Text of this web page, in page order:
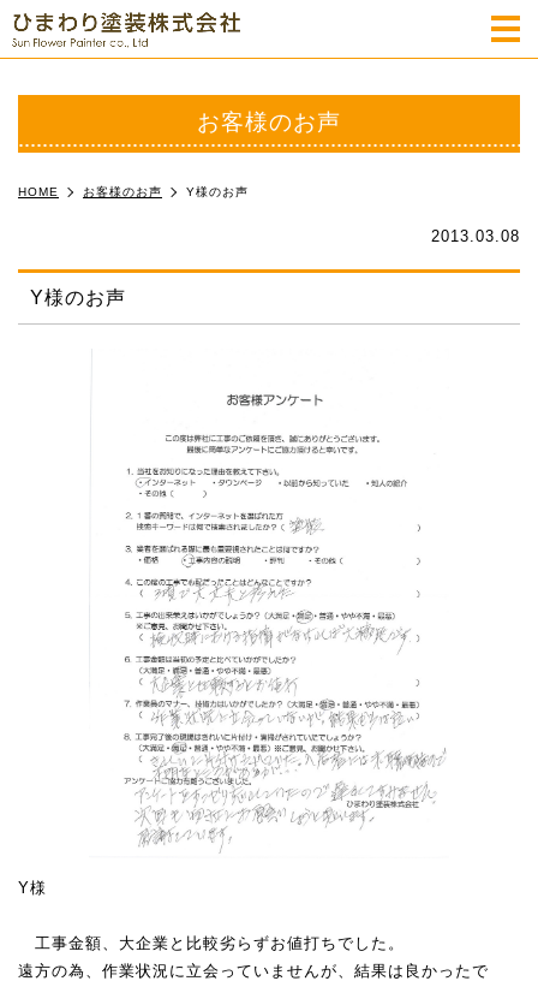
お客様のお声
HOME お客様のお声 Y様のお声
2013.03.08
Y様のお声
Y様
工事金額、大企業と比較劣らずお値打ちでした。
遠方の為、作業状況に立会っていませんが、結果は良かったで